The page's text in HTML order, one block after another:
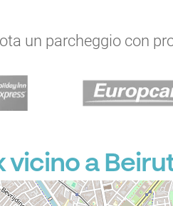
un parcheggio con
vicino a